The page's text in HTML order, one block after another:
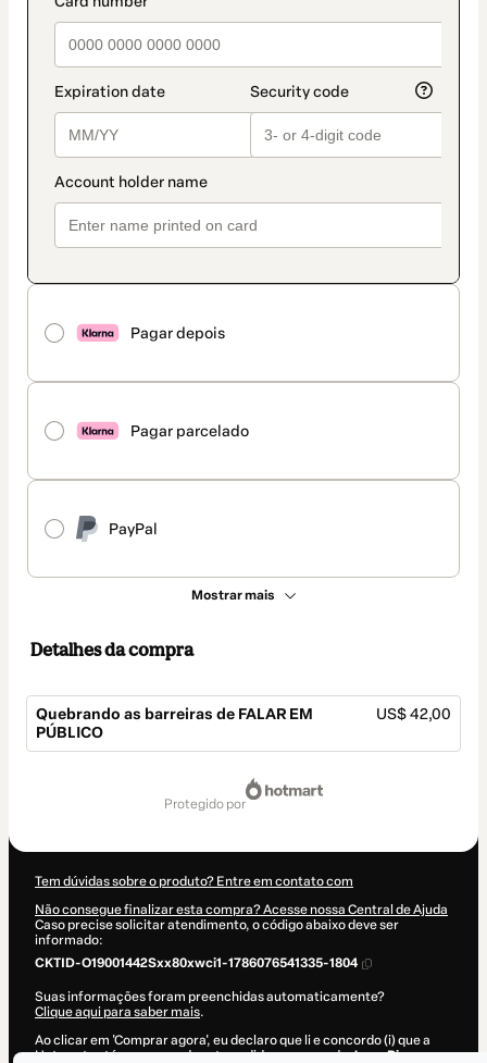
Pagar depois
Pagar parcelado
PayPal
Mostrar mais
Detalhes da compra
Quebrando as barreiras de FALAR EM
PÚBLICO
US$ 42,00
protegido por
Tem dúvidas sobre o produto? Entre em contato com
Não consegue finalizar esta compra? Acesse nossa Central de Ajuda
Caso precise solicitar atendimento, o código abaixo deve ser
informado:
CKTID-O19001442Sxx80xwci1-1786076541335-1804
Suas informações foram preenchidas automaticamente?
Clique aqui para saber mais.
Ao clicar em 'Comprar agora', eu declaro que li e concordo (i) que a
Hotmart está processando este pedido em nome deJeam Pierree